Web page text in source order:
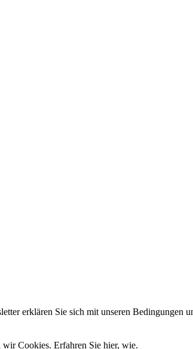
erklären Sie sich mit unseren Bedingungen
Cookies. Erfahren Sie hier, wie.